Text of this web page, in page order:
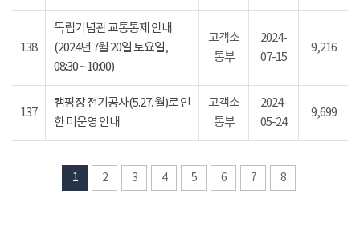
138
독립기념관 교통통제 안내
(2024년 7월 20일 토요일,
08:30 ~ 10:00)
고객소
통부
2024-
07-15
9,216
137
캠핑장 전기공사(5.27. 월)로 인
한 미운영 안내
고객소
통부
2024-
05-24
9,699
1 2 3 4 5 6 7 8